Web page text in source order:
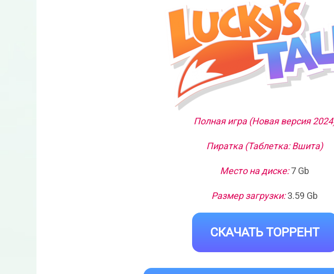
Полная игра (Новая версия
Пиратка (Таблетка: Вшита)
Место на диске:7 Gb
Размер загрузки:3.59 Gb
СКАЧАТЬ ТОРРЕНТ